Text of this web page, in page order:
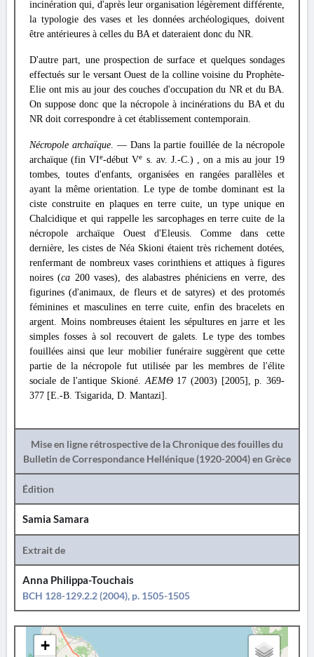
incinération qui, d'après leur organisation légèrement différente,
la typologie des vases et les données archéologiques, doivent
être antérieures à celles du BA et dateraient donc du NR.
D'autre part, une prospection de surface et quelques sondages
effectués sur le versant Ouest de la colline voisine du Prophète-
Elie ont mis au jour des couches d'occupation du NR et du BA.
On suppose donc que la nécropole à incinérations du BA et du
NR doit correspondre à cet établissement contemporain.
Nécropole archaïque. — Dans la partie fouillée de la nécropole
archaïque (fin VIe-début Ve s. av. J.-C.) , on a mis au jour 19
tombes, toutes d'enfants, organisées en rangées parallèles et
ayant la même orientation. Le type de tombe dominant est la
ciste construite en plaques en terre cuite, un type unique en
Chalcidique et qui rappelle les sarcophages en terre cuite de la
nécropole archaïque Ouest d'Eleusis. Comme dans cette
dernière, les cistes de Néa Skioni étaient très richement dotées,
renfermant de nombreux vases corinthiens et attiques à figures
noires (ca 200 vases), des alabastres phéniciens en verre, des
figurines (d'animaux, de fleurs et de satyres) et des protomés
féminines et masculines en terre cuite, enfin des bracelets en
argent. Moins nombreuses étaient les sépultures en jarre et les
simples fosses à sol recouvert de galets. Le type des tombes
fouillées ainsi que leur mobilier funéraire suggèrent que cette
partie de la nécropole fut utilisée par les membres de l'élite
sociale de l'antique Skioné.ΑΕΜΘ 17 (2003) [2005], p. 369-
377 [E.-B. Tsigarida, D. Mantazi].
Mise en ligne rétrospective de la Chronique des fouilles du
Bulletin de Correspondance Hellénique (1920-2004) en Grèce
Édition
Samia Samara
Extrait de
Anna Philippa-Touchais
BCH 128-129.2.2 (2004), p. 1505-1505
+